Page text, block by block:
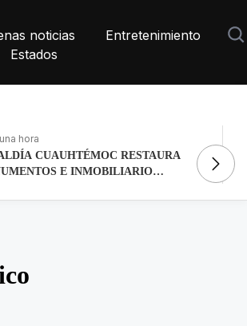
noticias
Entretenimiento
Estados
días, 5 horas
cabalgata de Chignahuapan en